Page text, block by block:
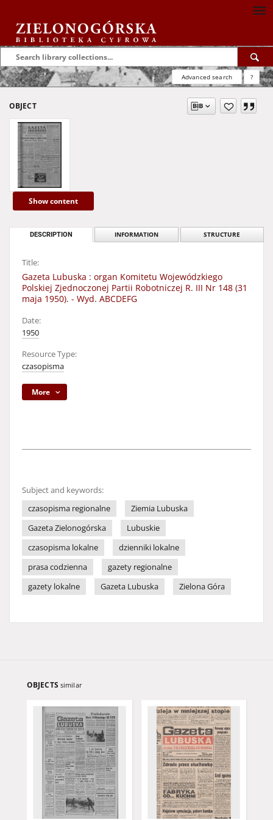
Advanced search ?
OBJECT
Show content
DESCRIPTION INFORMATION STRUCTURE
Title:
Gazeta Lubuska : organ Komitetu Wojewódzkiego
Polskiej Zjednoczonej Partii Robotniczej R. III Nr 148 (31
maja 1950). - Wyd. ABCDEFG
Date:
1950
Resource Type:
czasopisma
More
Subject and keywords:
czasopisma regionalne
Ziemia Lubuska
Gazeta Zielonogórska
Lubuskie
czasopisma lokalne
dzienniki lokalne
prasa codzienna
gazety regionalne
gazety lokalne
Gazeta Lubuska Zielona Góra
OBJECTS similar